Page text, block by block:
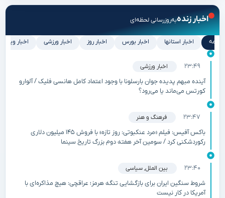
اخبار زندهبه‌روزرسانی لحظه‌ای
اخبار استانها اخبار بورس اخبار روز اخبار ورزشی اخبار ویژه همه
۲۳:۴۹ اخبار ورزشی
آینده مبهم پدیده جوان بارسلونا با وجود اعتماد کامل هانسی فلیک / آلوارو
کورتس می‌ماند یا می‌رود؟
۲۳:۴۷ فرهنگ و هنر
باکس آفیس: فیلم «مرد عنکبوتی: روز تازه» با فروش ۱۴۵ میلیون دلاری
رکوردشکنی کرد / سومین آخر هفته دوم بزرگ تاریخ سینما
۲۳:۴۰ بین الملل,سیاسی
شروط سنگین ایران برای بازگشایی تنگه هرمز؛ عراقچی: هیچ مذاکره‌ای با
آمریکا در کار نیست